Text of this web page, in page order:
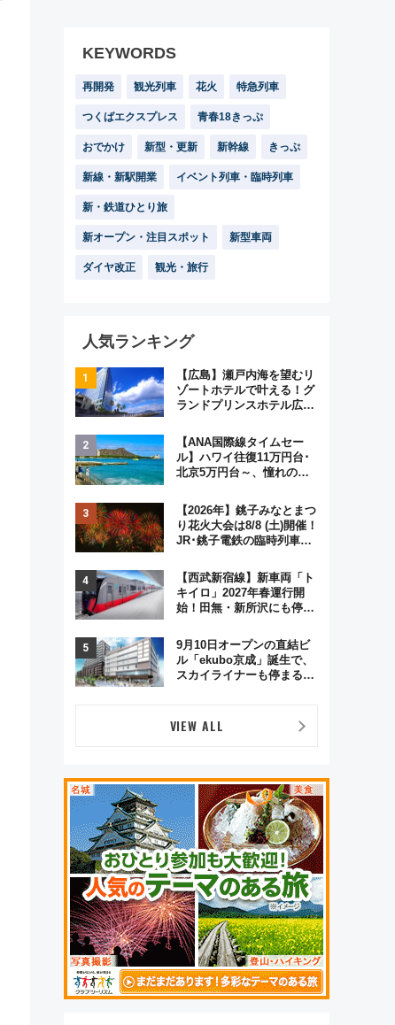
KEYWORDS
再開発 観光列車 花火 特急列車
つくばエクスプレス 青春18きっぷ
おでかけ 新型・更新 新幹線 きっぷ
新線・新駅開業 イベント列車・臨時列車
新・鉄道ひとり旅
新オープン・注目スポット 新型車両
ダイヤ改正 観光・旅行
人気ランキング
【広島】瀬戸内海を望むリ
ゾートホテルで叶える！グ
ランドプリンスホテル広島
ジュアルパーティープラン
【ANA国際線タイムセー
ル】ハワイ往復11万円台･
北京5万円台～、憧れのビ
GW旅行まで狙える激アツ
路線まとめ（8/10まで）
【2026年】銚子みなとまつ
り花火大会は8/8 (土)開催！
JR･銚子電鉄の臨時列車や
く8,000発の大迫力＆屋台
を満喫
【西武新宿線】新車両「ト
キイロ」2027年春運行開
始！田無・新所沢にも停
弾」も
9月10日オープンの直結ビ
ル「ekubo京成」誕生で、
スカイライナーも停まる巨
公開！
VIEW ALL